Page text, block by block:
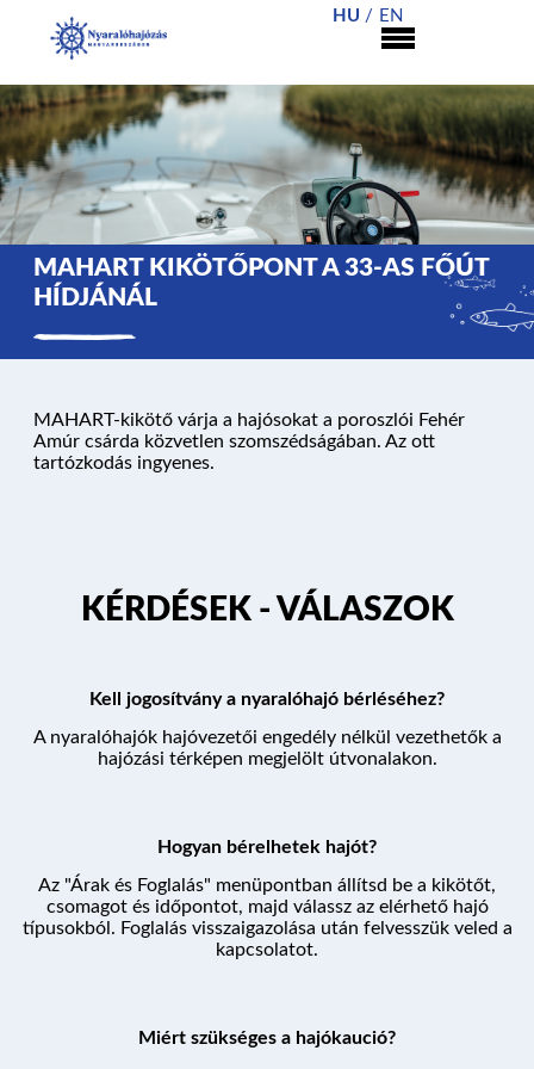
NYARALÓHAJÓZÁS
HAJÓK
KÉRDÉSEK
ÁRAK ÉS FOGLALÁS
HU EN
MAHART KIKÖTŐPONT A 33-AS FŐÚT
HÍDJÁNÁL
MAHART-kikötő várja a hajósokat a poroszlói Fehér
Amúr csárda közvetlen szomszédságában. Az ott
tartózkodás ingyenes.
KÉRDÉSEK - VÁLASZOK
Kell jogosítvány a nyaralóhajó bérléséhez?
A nyaralóhajók hajóvezetői engedély nélkül vezethetők a
hajózási térképen megjelölt útvonalakon.
Hogyan bérelhetek hajót?
Az "Árak és Foglalás" menüpontban állítsd be a kikötőt,
csomagot és időpontot, majd válassz az elérhető hajó
típusokból. Foglalás visszaigazolása után felvesszük veled a
kapcsolatot.
Miért szükséges a hajókaució?